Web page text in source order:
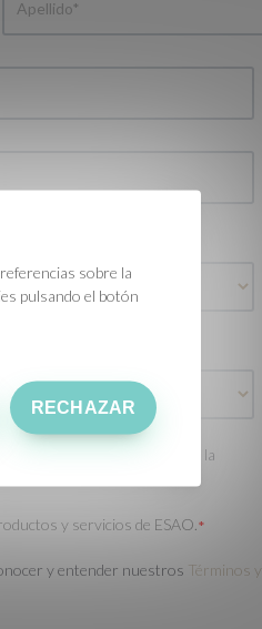
procesar tus datos y enviarte la
y servicios de ESAO. *
y entender nuestros Términos y
sobre la
pulsando el botón
RECHAZAR